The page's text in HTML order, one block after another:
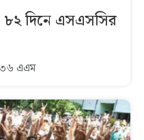
৮২ দিনে এসএসসির
এএম